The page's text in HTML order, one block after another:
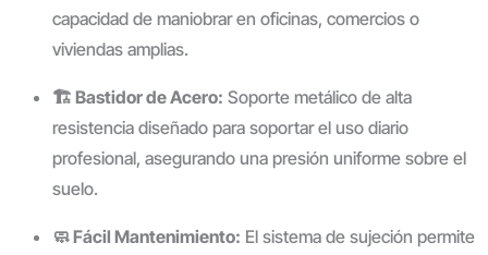
capacidad de maniobrar en oficinas, comercios o
viviendas amplias.
🏗️ Bastidor de Acero: Soporte metálico de alta
resistencia diseñado para soportar el uso diario
profesional, asegurando una presión uniforme sobre el
suelo.
🧼 Fácil Mantenimiento: El sistema de sujeción permite